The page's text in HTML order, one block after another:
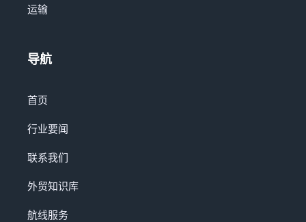
运输
导航
首页
行业要闻
联系我们
外贸知识库
航线服务